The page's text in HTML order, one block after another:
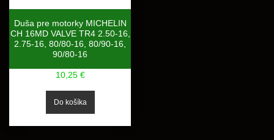
Duša pre motorky MICHELIN
CH 16MD VALVE TR4 2.50-16,
2.75-16, 80/80-16, 80/90-16,
90/80-16
10,25 €